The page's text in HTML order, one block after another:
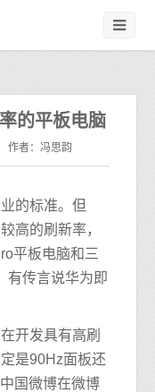
的平板电脑
作者：冯思韵
的标准。但
高的刷新率，
平板电脑和三
有传言说华为即
开发具有高刷
是90Hz面板还
国微博在微博